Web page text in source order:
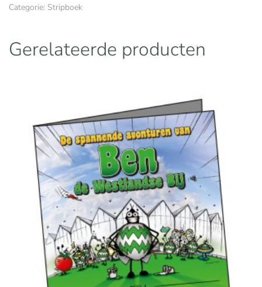
Henk
aantal
Categorie: Stripboek
Gerelateerde producten